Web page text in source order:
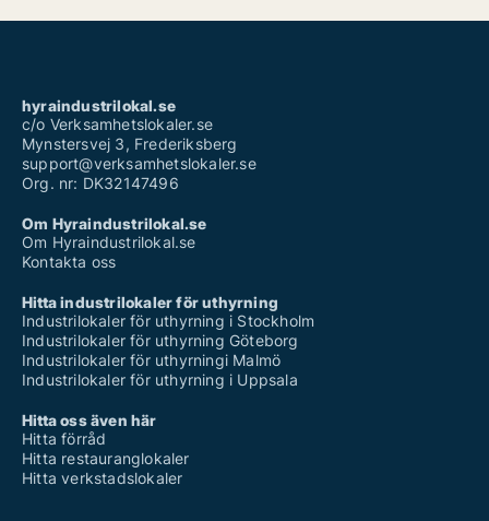
hyraindustrilokal.se
c/o Verksamhetslokaler.se
Mynstersvej 3, Frederiksberg
support@verksamhetslokaler.se
Org. nr: DK32147496
Om Hyraindustrilokal.se
Om Hyraindustrilokal.se
Kontakta oss
Hitta industrilokaler för uthyrning
Industrilokaler för uthyrning i Stockholm
Industrilokaler för uthyrning Göteborg
Industrilokaler för uthyrningi Malmö
Industrilokaler för uthyrning i Uppsala
Hitta oss även här
Hitta förråd
Hitta restauranglokaler
Hitta verkstadslokaler